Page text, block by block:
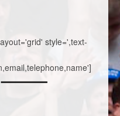
style=',text-